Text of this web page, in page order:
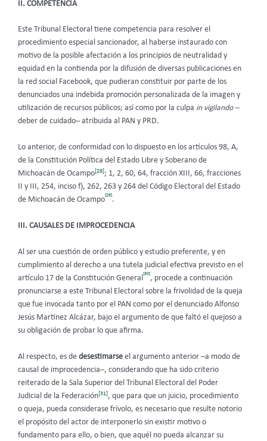
II. COMPETENCIA
Este Tribunal Electoral tiene competencia para resolver el
procedimiento especial sancionador, al haberse instaurado con
motivo de la posible afectación a los principios de neutralidad y
equidad en la contienda por la difusión de diversas publicaciones en
la red social Facebook, que pudieran constituir por parte de los
denunciados una indebida promoción personalizada de la imagen y
utilización de recursos públicos; así como por la culpa in vigilando –
deber de cuidado– atribuida al PAN y PRD.
Lo anterior, de conformidad con lo dispuesto en los artículos 98, A,
de la Constitución Política del Estado Libre y Soberano de
Michoacán de Ocampo[28]; 1, 2, 60, 64, fracción XIII, 66, fracciones
II y III, 254, inciso f), 262, 263 y 264 del Código Electoral del Estado
de Michoacán de Ocampo
[29]
.
III. CAUSALES DE IMPROCEDENCIA
Al ser una cuestión de orden público y estudio preferente, y en
cumplimiento al derecho a una tutela judicial efectiva previsto en el
artículo 17 de la Constitución General
[30]
, procede a continuación
pronunciarse a este Tribunal Electoral sobre la frivolidad de la queja
que fue invocada tanto por el PAN como por el denunciado Alfonso
Jesús Martínez Alcázar, bajo el argumento de que faltó el quejoso a
su obligación de probar lo que afirma.
Al respecto, es de desestimarse el argumento anterior –a modo de
causal de improcedencia–, considerando que ha sido criterio
reiterado de la Sala Superior del Tribunal Electoral del Poder
Judicial de la Federación[31], que para que un juicio, procedimiento
o queja, pueda considerase frívolo, es necesario que resulte notorio
el propósito del actor de interponerlo sin existir motivo o
fundamento para ello, o bien, que aquél no pueda alcanzar su